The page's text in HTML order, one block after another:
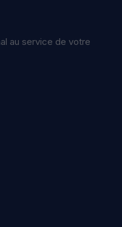
au service de votre